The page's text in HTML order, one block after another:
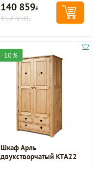
140 859Р
157 350Р
-10%
Шкаф Арль
двухстворчатый KTA22